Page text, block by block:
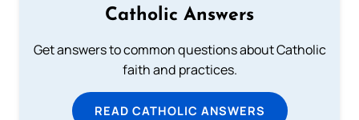
Catholic Answers
Get answers to common questions about Catholic
faith and practices.
READ CATHOLIC ANSWERS